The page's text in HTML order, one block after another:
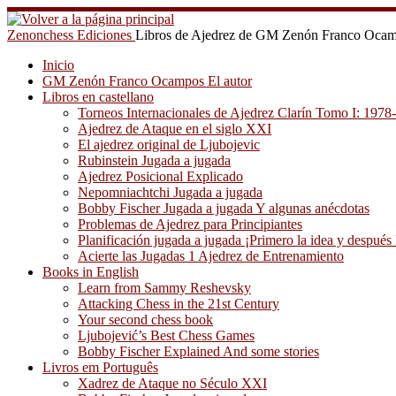
Saltar
al
contenido
Zenonchess Ediciones Libros de Ajedrez de GM Zenón Franco
Inicio
GM Zenón Franco Ocampos El autor
Libros en castellano
Torneos Internacionales de Ajedrez Clarín Tomo I:
Ajedrez de Ataque en el siglo XXI
El ajedrez original de Ljubojevic
Rubinstein Jugada a jugada
Ajedrez Posicional Explicado
Nepomniachtchi Jugada a jugada
Bobby Fischer Jugada a jugada Y algunas anécdotas
Problemas de Ajedrez para Principiantes
Planificación jugada a jugada ¡Primero la idea y después
Acierte las Jugadas 1 Ajedrez de Entrenamiento
Books in English
Learn from Sammy Reshevsky
Attacking Chess in the 21st Century
Your second chess book
Ljubojević’s Best Chess Games
Bobby Fischer Explained And some stories
Livros em Português
Xadrez de Ataque no Século XXI